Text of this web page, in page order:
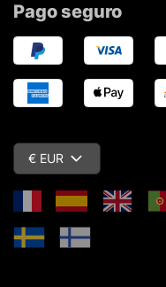
Pago seguro
€ EUR